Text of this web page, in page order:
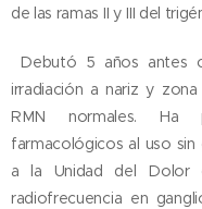
de las ramas II y III del
Debutó 5 años antes
irradiación a nariz y
RMN normales. Ha
farmacológicos al uso sin
a la Unidad del Dolor
radiofrecuencia en